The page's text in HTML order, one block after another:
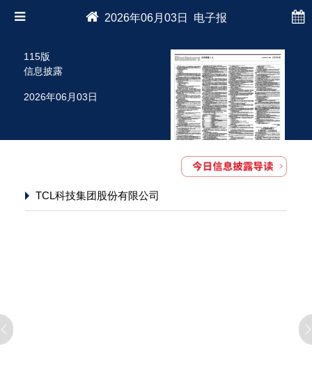
2026年06月03日 电子报
115版
信息披露
2026年06月03日
TCL科技集团股份有限公司